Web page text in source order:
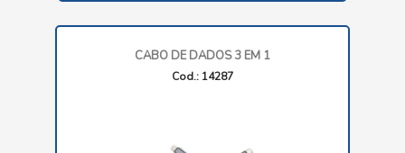
CABO DE DADOS 3 EM 1
Cod.: 14287